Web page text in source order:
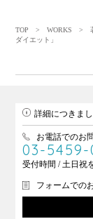
TOP
>WORKS
> 著
ダイエット」
詳細につきま
お電話でのお
03-5459-
受付時間 / 土日祝
フォームでの